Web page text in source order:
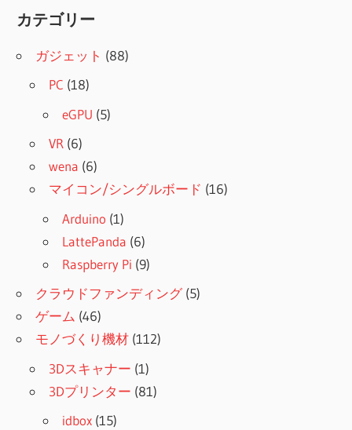
カテゴリー
ガジェット (88)
PC (18)
eGPU (5)
VR (6)
wena (6)
マイコン/シングルボード (16)
Arduino (1)
LattePanda (6)
Raspberry Pi (9)
クラウドファンディング(5)
ゲーム (46)
モノづくり機材 (112)
3Dスキャナー (1)
3Dプリンター (81)
idbox (15)